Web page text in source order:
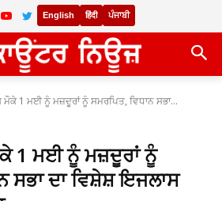
English हिंदी ਪੰਜਾਬੀ
1 ਮਈ ਨੂੰ ਮਜ਼ਦੂਰਾਂ ਨੂੰ ਸਮਰਪਿਤ, ਵਿਧਾਨ ਸਭਾ...
1 ਮਈ ਨੂੰ ਮਜ਼ਦੂਰਾਂ ਨੂੰ
ਸਭਾ ਦਾ ਵਿਸ਼ੇਸ਼ ਇਜਲਾਸ